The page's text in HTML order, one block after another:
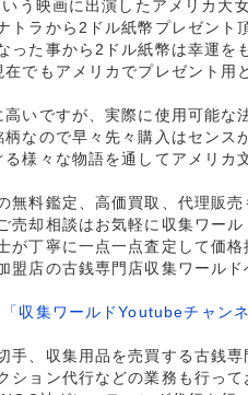
う映画に出演したアメリカ大
トラから2ドル紙幣プレゼント
った事から2ドル紙幣は幸運を
でもアメリカでプレゼント用
いですが、実際に使用可能な
なので早々先々購入はセンス
様々な物語を通してアメリカ
料鑑定、高価買取、代理販売
却相談はお気軽に収集ワール
丁寧に一点一点査定して価格
店の古銭専門店収集ワールド
収集ワールドYoutubeチャン
、収集用品を売買する古銭専
ョン代行などの業務も行って